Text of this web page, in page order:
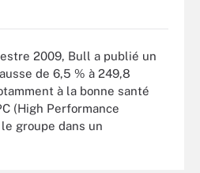
2009, Bull a publié un
de 6,5 % à 249,8
à la bonne santé
(High Performance
groupe dans un